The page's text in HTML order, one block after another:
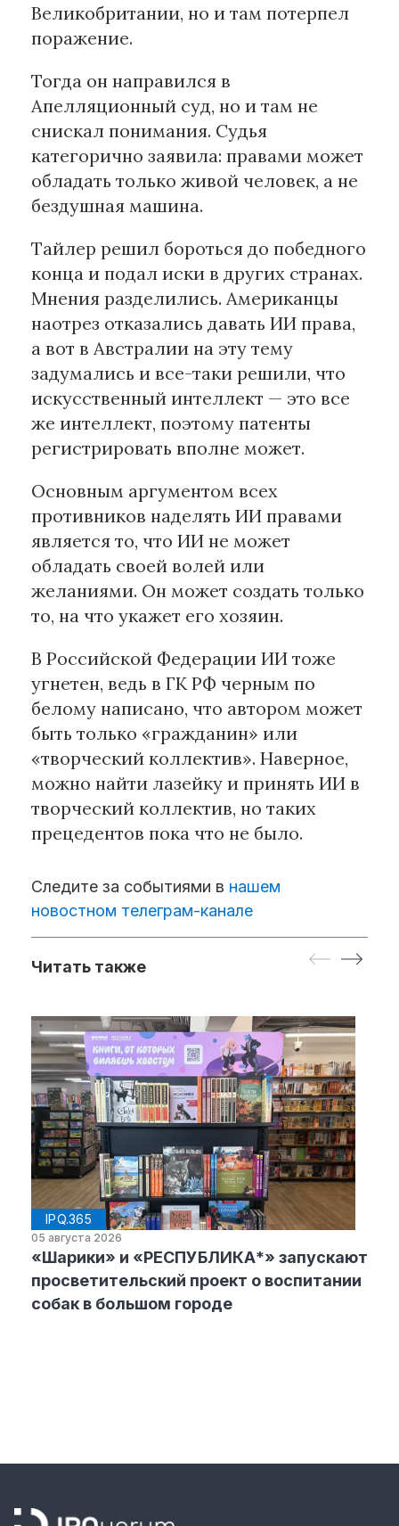
Великобритании, но и там потерпел
поражение.
Тогда он направился в
Апелляционный суд, но и там не
снискал понимания. Судья
категорично заявила: правами может
обладать только живой человек, а не
бездушная машина.
Тайлер решил бороться до победного
конца и подал иски в других странах.
Мнения разделились. Американцы
наотрез отказались давать ИИ права,
а вот в Австралии на эту тему
задумались и все-таки решили, что
искусственный интеллект — это все
же интеллект, поэтому патенты
регистрировать вполне может.
Основным аргументом всех
противников наделять ИИ правами
является то, что ИИ не может
обладать своей волей или
желаниями. Он может создать только
то, на что укажет его хозяин.
В Российской Федерации ИИ тоже
угнетен, ведь в ГК РФ черным по
белому написано, что автором может
быть только «гражданин» или
«творческий коллектив». Наверное,
можно найти лазейку и принять ИИ в
творческий коллектив, но таких
прецедентов пока что не было.
Следите за событиями в нашем
новостном телеграм-канале
Читать также
IPQ.365
05 августа 2026
«Шарики» и «РЕСПУБЛИКА*» запускают
просветительский проект о воспитании
собак в большом городе